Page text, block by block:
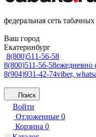
федеральная сеть
Ваш город
Екатеринбург
8(800)511-56-58
8(800)511-56-58ежедневно
8(904)931-42-74viber,
Поиск
Войти
Отложенные 0
Корзина 0